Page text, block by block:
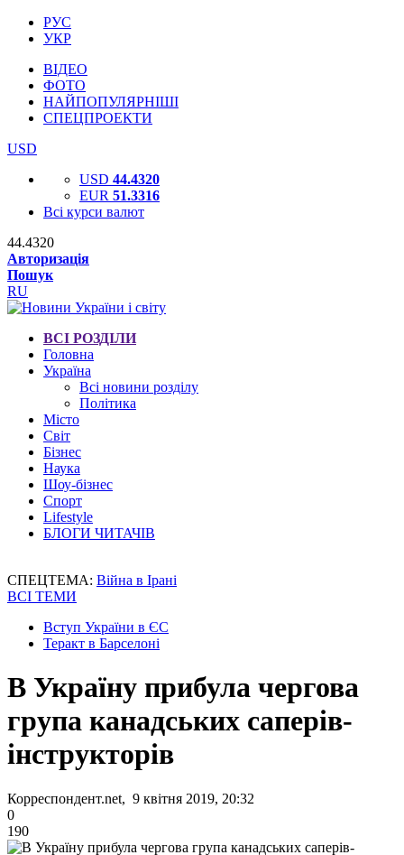
РУС
УКР
ВІДЕО
ФОТО
НАЙПОПУЛЯРНІШІ
СПЕЦПРОЕКТИ
USD
USD 44.4320
EUR 51.3316
Всі курси валют
44.4320
Авторизація
Пошук
RU
ВСІ РОЗДІЛИ
Головна
Україна
Всі новини розділу
Політика
Місто
Світ
Бізнес
Наука
Шоу-бізнес
Спорт
Lifestyle
БЛОГИ ЧИТАЧІВ
СПЕЦТЕМА: Війна в Ірані
ВСІ ТЕМИ
Вступ України в ЄС
Теракт в Барселоні
В Україну прибула чергова
група канадських саперів-
інструкторів
Корреспондент.net, 9 квітня 2019, 20:32
0
190